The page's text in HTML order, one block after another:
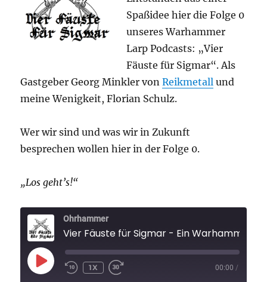
Spaßidee hier die Folge 0
unseres Warhammer
Larp Podcasts: „Vier
Fäuste für Sigmar“. Als
Gastgeber Georg Minkler vonReikmetall und
meine Wenigkeit, Florian Schulz.
Wer wir sind und was wir in Zukunft
besprechen wollen hier in der Folge 0.
„Los geht’s!“
Ohrhammer
PLAY
EPISODE
1X 00:00 /